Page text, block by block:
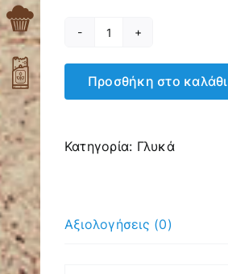
Μίνι
Ντόνατς
Βανίλια
Προσθήκη στο καλάθι
Κατηγορία: Γλυκά
Αξιολογήσεις (0)